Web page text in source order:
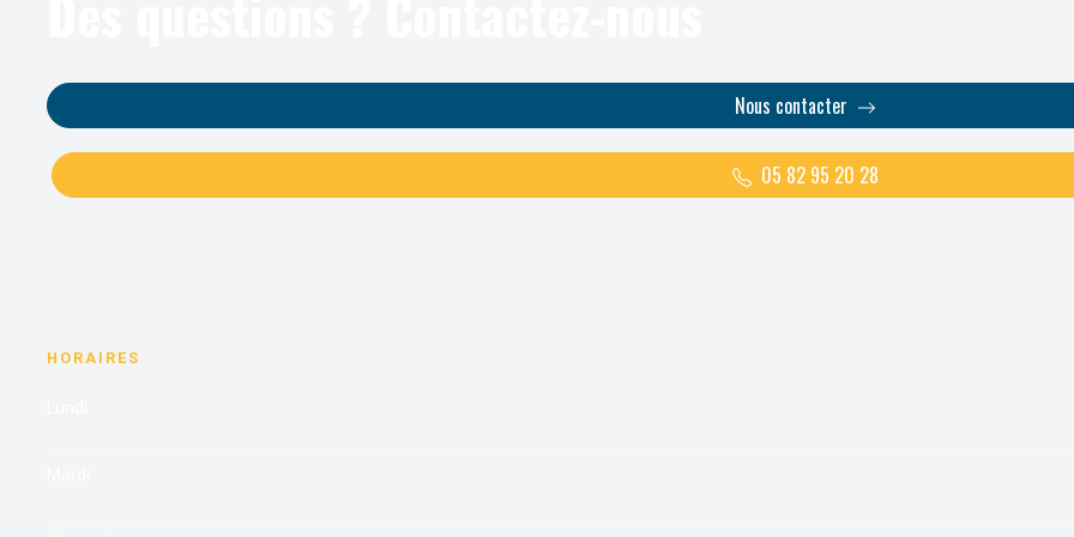
Nous contacter
05 82 95 20 28
HORAIRES